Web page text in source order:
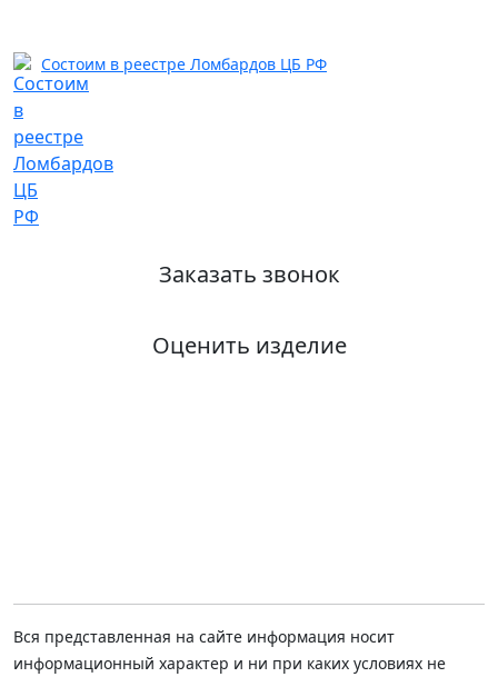
Состоим в реестре Ломбардов ЦБ РФ
Заказать звонок
Оценить изделие
Вся представленная на сайте информация носит
информационный характер и ни при каких условиях не